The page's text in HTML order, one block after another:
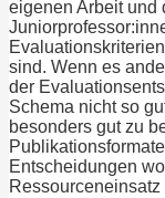
eigenen Arbeit und
sind. Wenn es
der
Schema nicht so
besonders gut zu
Entscheidungen